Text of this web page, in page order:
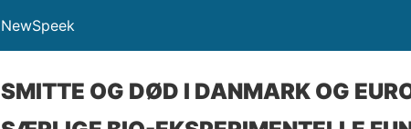
NewSpeek
SMITTE OG DØD I DANMARK OG